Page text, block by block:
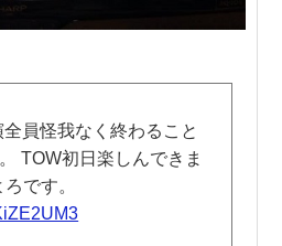
員怪我なく終わること
TOW初日楽しんできま
です。